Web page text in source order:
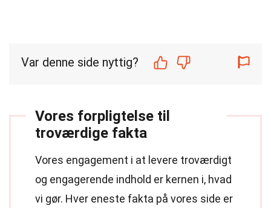
Var denne side nyttig?
Vores forpligtelse til
troværdige fakta
Vores engagement i at levere troværdigt
og engagerende indhold er kernen i, hvad
vi gør. Hver eneste fakta på vores side er